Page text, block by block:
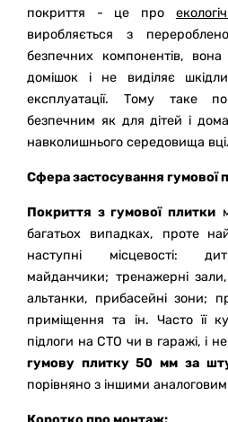
покриття - це про
виробляється з
безпечних компонентів,
домішок і не виділяє
експлуатації. Тому таке
безпечним як для дітей і
навколишнього середовища
Сфера застосування гумової
Покриття з гумової плитки
багатьох випадках, проте
наступні місцевості:
майданчики; тренажерні
альтанки, прибасейні зони;
приміщення та ін. Часто її
підлоги на СТО чи в гаражі, і
гумову плитку 50 мм за
порівняно з іншими